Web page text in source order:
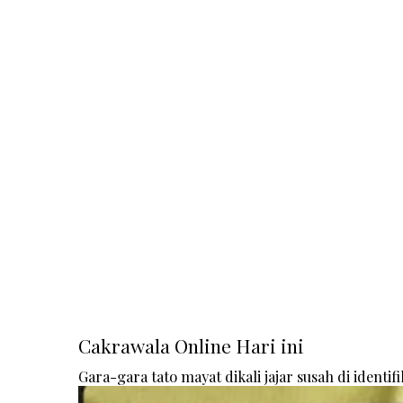
Cakrawala Online Hari ini
Gara-gara tato mayat dikali jajar susah di